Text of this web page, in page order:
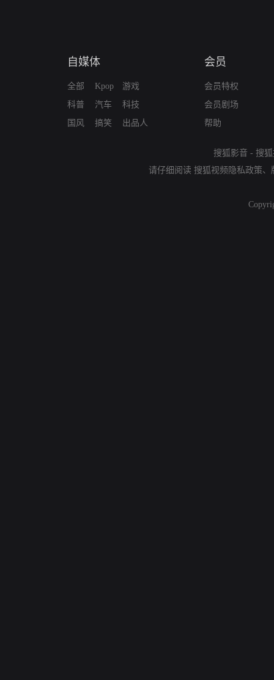
自媒体
全部
科普
国风
Kpop
汽车
搞笑
游戏
科技
出品人
会员
会员特权
会员剧场
帮助
搜狐影音 - 搜
请仔细阅读 搜狐视频隐私政策、